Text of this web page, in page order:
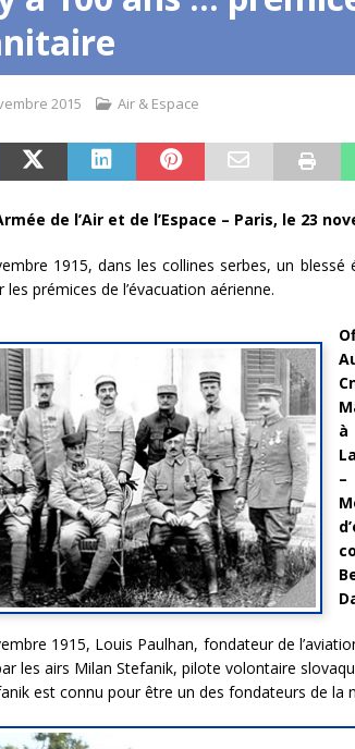
[ 4 août 2026 ]
2015 Air & Espace
de l’Air et de l’Espace – Paris, le 23
1915, dans les collines serbes, un
les prémices de l’évacuation aérienne.
1915, Louis Paulhan, fondateur de
les airs Milan Stefanik, pilote volontaire
est connu pour être un des fondateurs de la